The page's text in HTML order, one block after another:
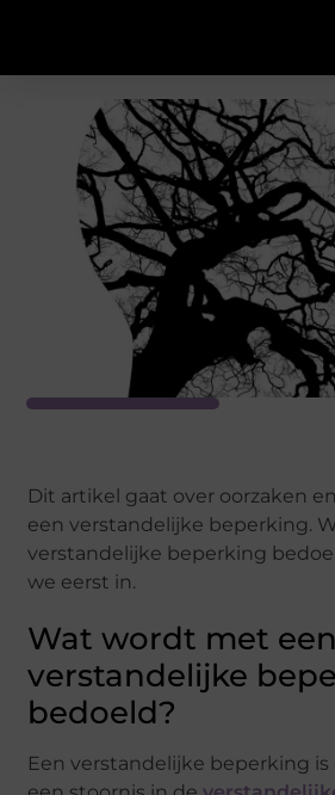
Dit artikel gaat over oorzaken
een verstandelijke beperking.
verstandelijke beperking
we eerst in.
Wat wordt met een
verstandelijke
bedoeld?
Een verstandelijke beperking